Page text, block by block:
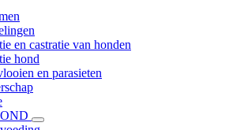
en castratie van honden
hond
en parasieten